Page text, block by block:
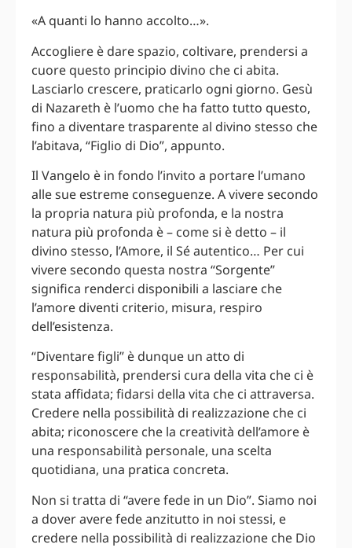
«A quanti lo hanno accolto…».
Accogliere è dare spazio, coltivare, prendersi a
cuore questo principio divino che ci abita.
Lasciarlo crescere, praticarlo ogni giorno. Gesù
di Nazareth è l’uomo che ha fatto tutto questo,
fino a diventare trasparente al divino stesso che
l’abitava, “Figlio di Dio”, appunto.
Il Vangelo è in fondo l’invito a portare l’umano
alle sue estreme conseguenze. A vivere secondo
la propria natura più profonda, e la nostra
natura più profonda è – come si è detto – il
divino stesso, l’Amore, il Sé autentico… Per cui
vivere secondo questa nostra “Sorgente”
significa renderci disponibili a lasciare che
l’amore diventi criterio, misura, respiro
dell’esistenza.
“Diventare figli” è dunque un atto di
responsabilità, prendersi cura della vita che ci è
stata affidata; fidarsi della vita che ci attraversa.
Credere nella possibilità di realizzazione che ci
abita; riconoscere che la creatività dell’amore è
una responsabilità personale, una scelta
quotidiana, una pratica concreta.
Non si tratta di “avere fede in un Dio”. Siamo noi
a dover avere fede anzitutto in noi stessi, e
credere nella possibilità di realizzazione che Dio